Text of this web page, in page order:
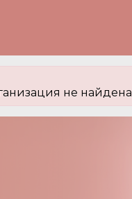
не найдена